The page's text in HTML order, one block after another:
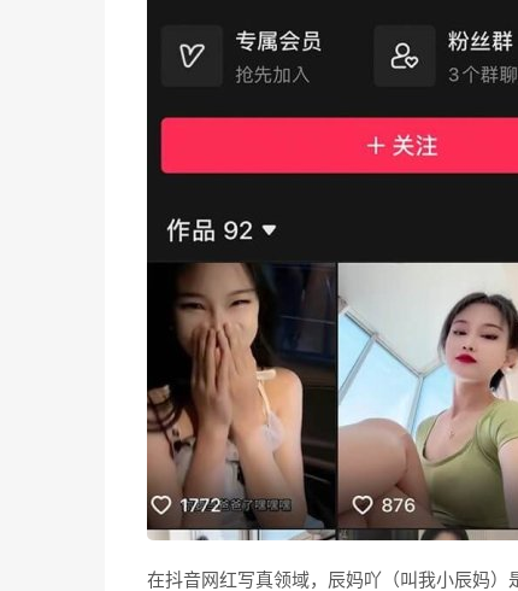
在抖音网红写真领域，辰妈吖（叫我小辰妈